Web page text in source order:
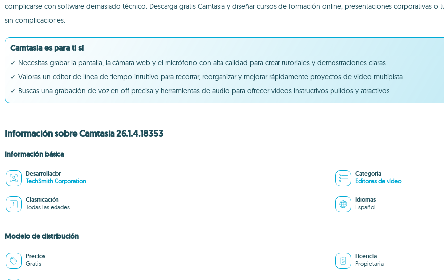
complicarse con software demasiado técnico. Descarga gratis Camtasia y diseñar cursos de formación online, presentaciones corporativas
sin complicaciones.
Camtasia es para ti si
✓ Necesitas grabar la pantalla, la cámara web y el micrófono con alta calidad para crear tutoriales y demostraciones claras
✓ Valoras un editor de línea de tiempo intuitivo para recortar, reorganizar y mejorar rápidamente proyectos de video multipista
✓ Buscas una grabación de voz en off precisa y herramientas de audio para ofrecer videos instructivos pulidos y atractivos
Información sobre Camtasia 26.1.4.18353
Información básica
Desarrollador
TechSmith Corporation
Categoría
Editores de vídeo
Clasificación
Todas las edades
Idiomas
Español
Modelo de distribución
Precios
Gratis
Licencia
Propietaria